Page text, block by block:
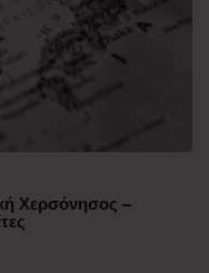
Χερσόνησος –